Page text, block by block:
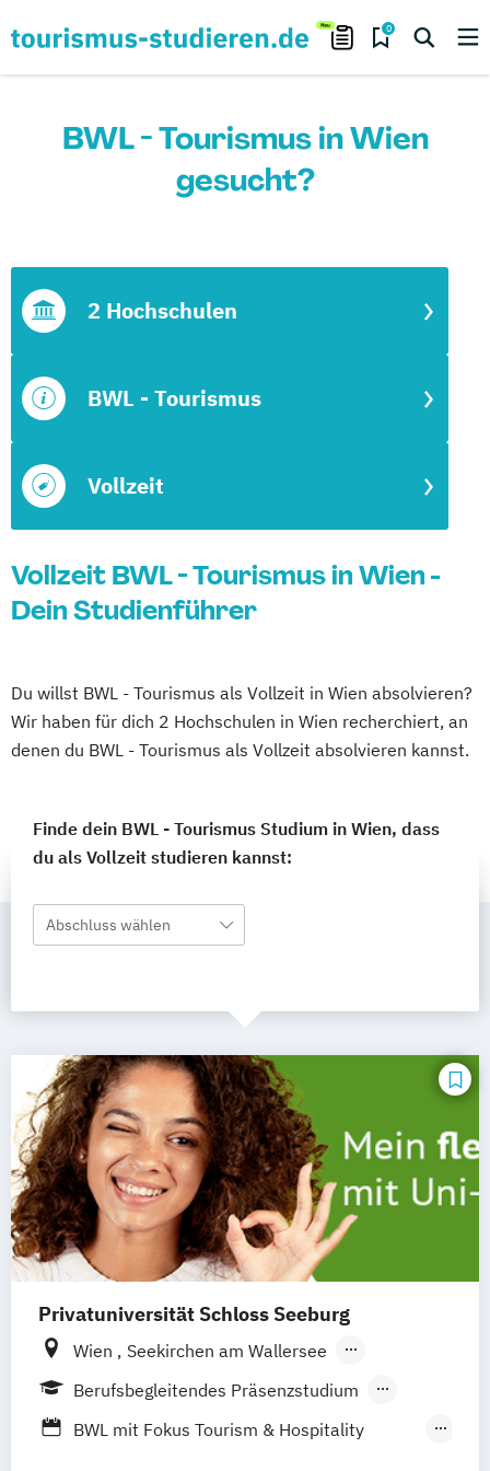
0
BWL - Tourismus in Wien
gesucht?
Vollzeit
BWL - Tourismus
2 Hochschulen
Vollzeit BWL - Tourismus in Wien -
Dein Studienführer
Du willst BWL - Tourismus als Vollzeit in Wien absolvieren?
Wir haben für dich 2 Hochschulen in Wien recherchiert, an
denen du BWL - Tourismus als Vollzeit absolvieren kannst.
Finde dein BWL - Tourismus Studium in Wien, dass
du als Vollzeit studieren kannst:
Abschluss wählen
Privatuniversität Schloss Seeburg
Wien
Seekirchen am Wallersee
Innsbruck Graz Linz Südtirol
Berufsbegleitendes Präsenzstudium
Fernstudium
Duales Studium Vollzeit
BWL mit Fokus Tourism & Hospitality